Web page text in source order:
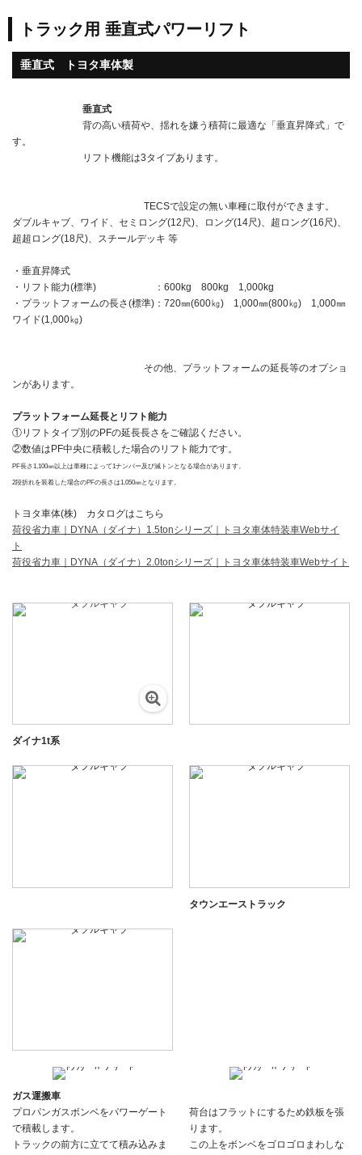
トラック用 垂直式パワーリフト
垂直式 トヨタ車体製
垂直式
背の高い積荷や、揺れを嫌う積荷に最適な「垂直昇降式」で
す。
リフト機能は3タイプあります。
TECSで設定の無い車種に取付ができます。
ダブルキャブ、ワイド、セミロング(12尺)、ロング(14尺)、超ロング(16尺)、
超超ロング(18尺)、スチールデッキ 等
・垂直昇降式
・リフト能力(標準) ：600kg 800kg 1,000kg
・プラットフォームの長さ(標準)：720㎜(600㎏) 1,000㎜(800㎏) 1,000㎜
ワイド(1,000㎏)
その他、プラットフォームの延長等のオプショ
ンがあります。
プラットフォーム延長とリフト能力
①リフトタイプ別のPFの延長長さをご確認ください。
②数値はPF中央に積載した場合のリフト能力です。
PF長さ1,100㎜以上は車種によって1ナンバー及び減トンとなる場合があります。
2段折れを装着した場合のPFの長さは1,050㎜となります。
トヨタ車体(株) カタログはこちら
荷役省力車｜DYNA（ダイナ）1.5tonシリーズ｜トヨタ車体特装車Webサイ
ト
荷役省力車｜DYNA（ダイナ）2.0tonシリーズ｜トヨタ車体特装車Webサイト
ダイナ1t系
タウンエーストラック
ガス運搬車
プロパンガスボンベをパワーゲート
で積載します。
トラックの前方に立てて積み込みま
荷台はフラットにするため鉄板を張
ります。
この上をボンベをゴロゴロまわしな